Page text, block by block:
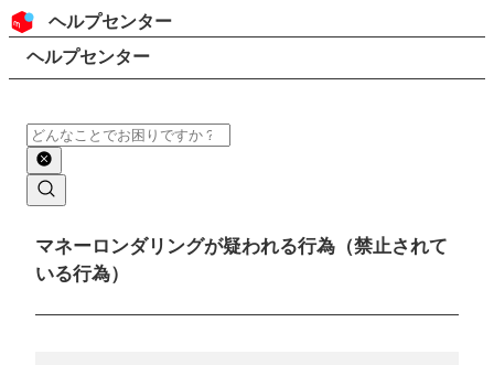
コンテンツにスキップ
ヘッダー
ヘルプセンター
検索
パンくずリスト
ヘルプセンター
検索
メインコンテンツ
マネーロンダリングが疑われる行為（禁止されて
いる行為）